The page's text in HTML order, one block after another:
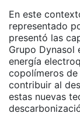
En este
representado
presentó las
Grupo Dynasol
energía
copolímeros de
contribuir al
estas nuevas